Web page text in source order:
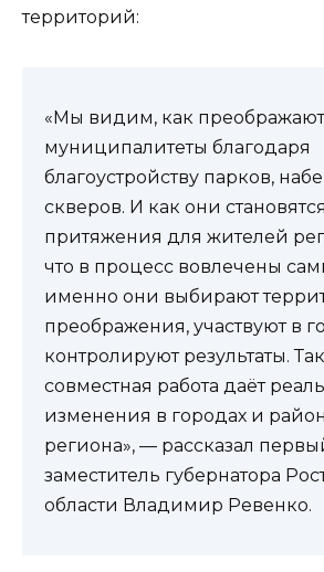
территорий:
«Мы видим, как
муниципалитеты благодаря
благоустройству парков,
скверов. И как они
притяжения для жителей
что в процесс вовлечены
именно они выбирают
преображения, участвуют в
контролируют результаты.
совместная работа даёт
изменения в городах и
региона», — рассказал
заместитель губернатора
области Владимир Ревенко.